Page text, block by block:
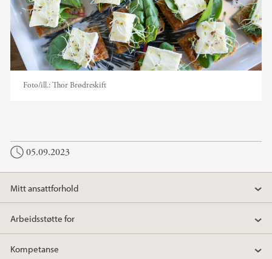
Foto/ill.:Thor Brødreskift
05.09.2023
Mitt ansattforhold
Arbeidsstøtte for
Kompetanse